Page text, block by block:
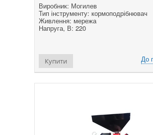
Виробник: Могилев
Тип інструменту: кормоподрібнювач
Живлення: мережа
Напруга, В: 220
До
Купити